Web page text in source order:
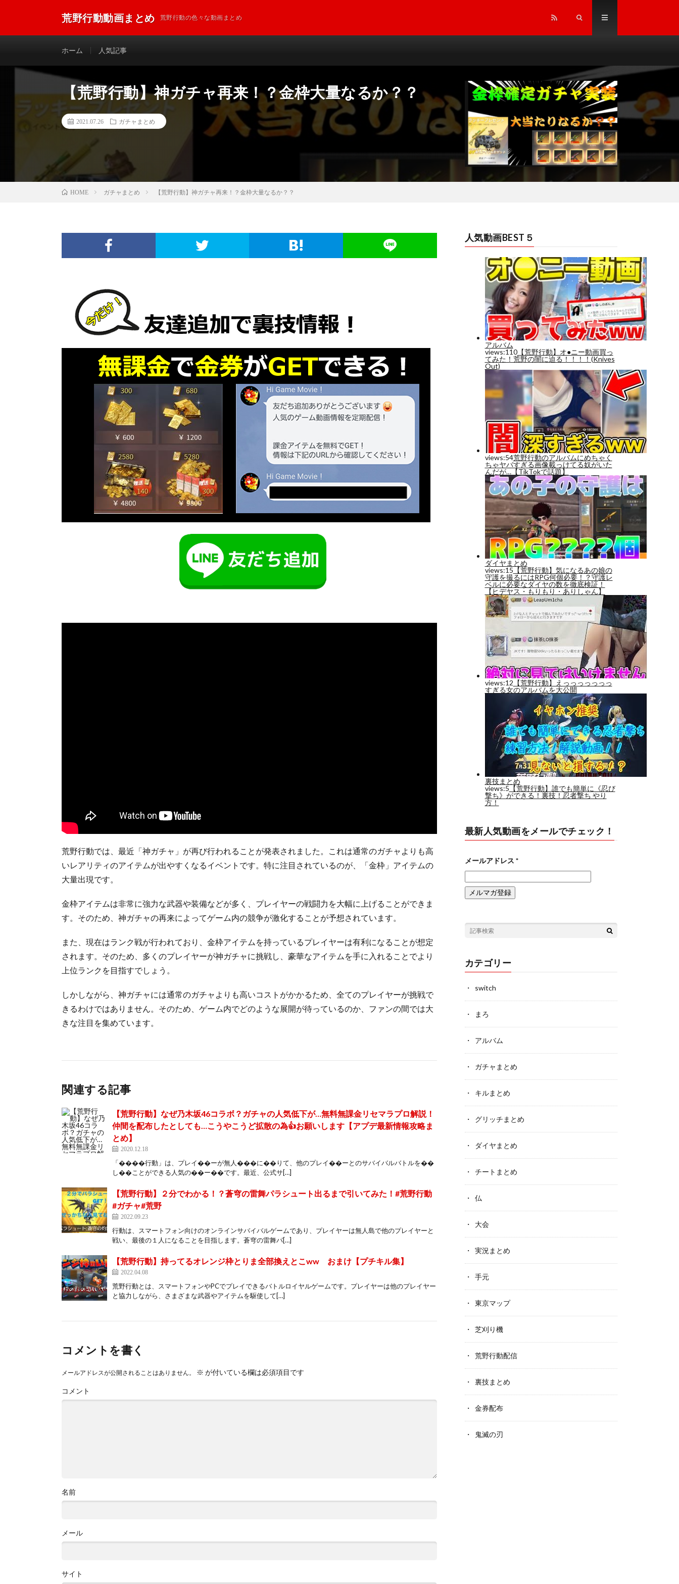
荒野行動動画まとめ 荒野行動の色々な動画まとめ
ホーム 人気記事
【荒野行動】神ガチャ再来！？金枠大量なるか？？
2021.07.26 ガチャまとめ
HOME ガチャまとめ 【荒野行動】神ガチャ再来！？金枠大量なるか？？
荒野行動では、最近「神ガチャ」が再び行われることが発表されました。これは通常のガチャよりも高
いレアリティのアイテムが出やすくなるイベントです。特に注目されているのが、「金枠」アイテムの
大量出現です。
金枠アイテムは非常に強力な武器や装備などが多く、プレイヤーの戦闘力を大幅に上げることができま
す。そのため、神ガチャの再来によってゲーム内の競争が激化することが予想されています。
また、現在はランク戦が行われており、金枠アイテムを持っているプレイヤーは有利になることが想定
されます。そのため、多くのプレイヤーが神ガチャに挑戦し、豪華なアイテムを手に入れることでより
上位ランクを目指すでしょう。
しかしながら、神ガチャには通常のガチャよりも高いコストがかかるため、全てのプレイヤーが挑戦で
きるわけではありません。そのため、ゲーム内でどのような展開が待っているのか、ファンの間では大
きな注目を集めています。
関連する記事
【荒野行動】なぜ乃木坂46コラボ？ガチャの人気低下が…無料無課金リセマラプロ解説！
仲間を配布したとしても…こうやこうど拡散の為👍お願いします【アプデ最新情報攻略ま
とめ】
2020.12.18
「����行動」は、プレイ��ーが無人���に��りて、他のプレイ��ーとのサバイバルバトルを��
し��ことができる人気の��ー��です。最近、公式サ[…]
【荒野行動】２分でわかる！？蒼穹の雷舞パラシュート出るまで引いてみた！#荒野行動
#ガチャ#荒野
2022.09.23
行動は、スマートフォン向けのオンラインサバイバルゲームであり、プレイヤーは無人島で他のプレイヤーと
戦い、最後の１人になることを目指します。蒼穹の雷舞パ[…]
【荒野行動】持ってるオレンジ枠とりま全部換えとこww おまけ【プチキル集】
2022.04.08
荒野行動とは、スマートフォンやPCでプレイできるバトルロイヤルゲームです。プレイヤーは他のプレイヤー
と協力しながら、さまざまな武器やアイテムを駆使して[…]
コメントを書く
メールアドレスが公開されることはありません。 ※ が付いている欄は必須項目です
コメント
名前
メール
サイト
人気動画BEST５
最新人気動画をメールでチェック！
メールアドレス *
カテゴリー
switch
まろ
アルバム
ガチャまとめ
キルまとめ
グリッチまとめ
ダイヤまとめ
チートまとめ
仏
大会
実況まとめ
手元
東京マップ
芝刈り機
荒野行動配信
裏技まとめ
金券配布
鬼滅の刃